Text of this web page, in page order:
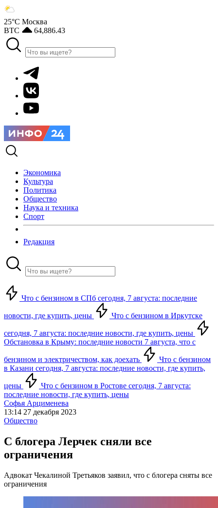
25°С Москва
BTC
64,886.43
Экономика
Культура
Политика
Общество
Наука и техника
Спорт
Редакция
Что с бензином в СПб сегодня, 7 августа: последние
новости, где купить, цены Что с бензином в Иркутске
сегодня, 7 августа: последние новости, где купить, цены
Обстановка в Крыму: последние новости 7 августа, что с
бензином и электричеством, как доехать
Что с бензином
в Казани сегодня, 7 августа: последние новости, где купить,
цены
Что с бензином в Ростове сегодня, 7 августа:
последние новости, где купить, цены
Софья Арцименева
13:14 27 декабря 2023
Общество
С блогера Лерчек сняли все
ограничения
Адвокат Чекалиной Третьяков заявил, что с блогера сняты все
ограничения